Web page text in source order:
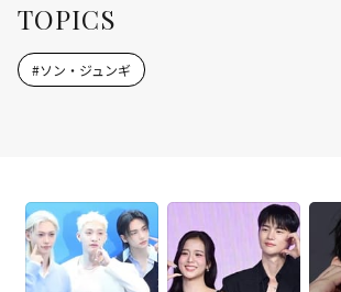
TOPICS
#ソン・ジュンギ